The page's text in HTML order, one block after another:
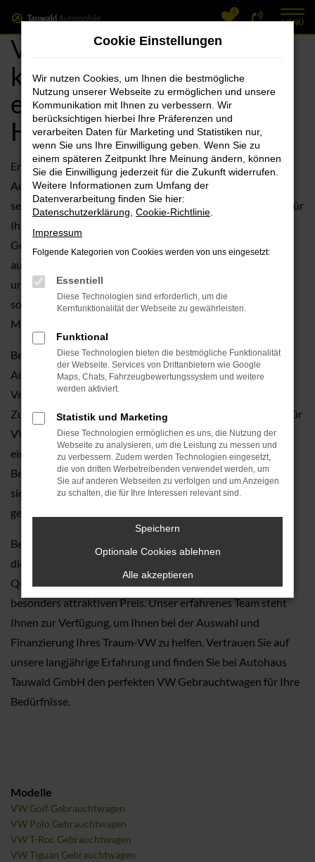
Zum
Hauptinhalt
springen
0
MENÜ
VW Gebrauchtwagen
kaufen, finanzieren
exklusiv bei Ihrem VW
Händler
Entdecken Sie die hochwertigen VW Gebrauchtwagen bei
Autohaus Tauwald GmbH, Ihrem zuverlässigen Autohaus
seit über 100 Jahren. Wenn Sie nach einer perfekten Wahl für
Ihr nächstes Fahrzeug suchen, bieten Ihnen die VW
Gebrauchtwagen bei Autohaus Tauwald GmbH eine
ausgezeichnete Kombination aus Qualität, Zuverlässigkeit
und attraktiven Preisen. Unsere VW Gebrauchtwagen sind
sorgfältig geprüft und bieten Ihnen eine kostengünstige
Möglichkeit, ein hochwertiges Fahrzeug zu erwerben.
Bei Autohaus Tauwald GmbH erwartet Sie eine große
Auswahl an VW Gebrauchtwagen, die durch ihre solide
Verarbeitung, moderne Ausstattung und hohe
Zuverlässigkeit überzeugen. Unsere zusätzlichen Services für
VW Fahrzeuge sorgen dafür, dass Ihr neues Auto stets in
einwandfreiem Zustand bleibt. Wir bieten umfassende
Beratung und vielfältige Serviceleistungen, um
sicherzustellen, dass Ihr VW den höchsten Ansprüchen
gerecht wird.
Besuchen Sie Autohaus Tauwald GmbH und entdecken Sie
die Vorteile unserer VW Gebrauchtwagen. Erleben Sie die
Qualität und den Komfort eines VW Fahrzeugs zu einem
besonders attraktiven Preis. Unser erfahrenes Team steht
Ihnen zur Verfügung, um Ihnen bei der Auswahl und
Finanzierung Ihres Traum-VW zu helfen. Vertrauen Sie auf
unsere langjährige Erfahrung und finden Sie bei Autohaus
Tauwald GmbH den perfekten VW Gebrauchtwagen für Ihre
Bedürfnisse.
Modelle
VW Golf Gebrauchtwagen
VW Polo Gebrauchtwagen
VW T-Roc Gebrauchtwagen
VW Tiguan Gebrauchtwagen
Cookie Einstellungen
Wir nutzen Cookies, um Ihnen die bestmögliche
Nutzung unserer Webseite zu ermöglichen und unsere
Kommunikation mit Ihnen zu verbessern. Wir
berücksichtigen hierbei Ihre Präferenzen und
verarbeiten Daten für Marketing und Statistiken nur,
wenn Sie uns Ihre Einwilligung geben. Wenn Sie zu
einem späteren Zeitpunkt Ihre Meinung ändern, können
Sie die Einwilligung jederzeit für die Zukunft widerrufen.
Weitere Informationen zum Umfang der
Datenverarbeitung finden Sie hier:
Datenschutzerklärung Cookie-Richtlinie
Impressum
Folgende Kategorien von Cookies werden von uns eingesetzt:
Essentiell
Diese Technologien sind erforderlich, um die
Kernfunktionalität der Webseite zu gewährleisten.
Funktional
Diese Technologien bieten die bestmögliche Funktionalität
der Webseite. Services von Drittanbietern wie Google
Maps, Chats, Fahrzeugbewertungssystem und weitere
werden aktiviert.
Statistik und Marketing
Diese Technologien ermöglichen es uns, die Nutzung der
Webseite zu analysieren, um die Leistung zu messen und
zu verbessern. Zudem werden Technologien eingesetzt,
die von dritten Werbetreibenden verwendet werden, um
Sie auf anderen Webseiten zu verfolgen und um Anzeigen
zu schalten, die für Ihre Interessen relevant sind.
Speichern
Optionale Cookies ablehnen
Alle akzeptieren